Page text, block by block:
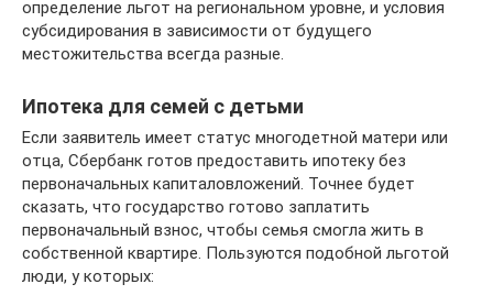
определение льгот на региональном уровне, и условия
субсидирования в зависимости от будущего
местожительства всегда разные.
Ипотека для семей с детьми
Если заявитель имеет статус многодетной матери или
отца, Сбербанк готов предоставить ипотеку без
первоначальных капиталовложений. Точнее будет
сказать, что государство готово заплатить
первоначальный взнос, чтобы семья смогла жить в
собственной квартире. Пользуются подобной льготой
люди, у которых: